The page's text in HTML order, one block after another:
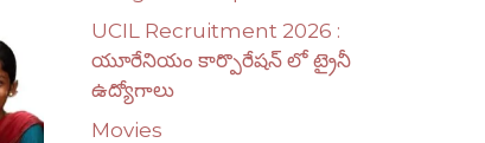
UCIL Recruitment 2026 :
యూరేనియం కార్పొరేషన్ లో ట్రైనీ
ఉద్యోగాలు
Movies